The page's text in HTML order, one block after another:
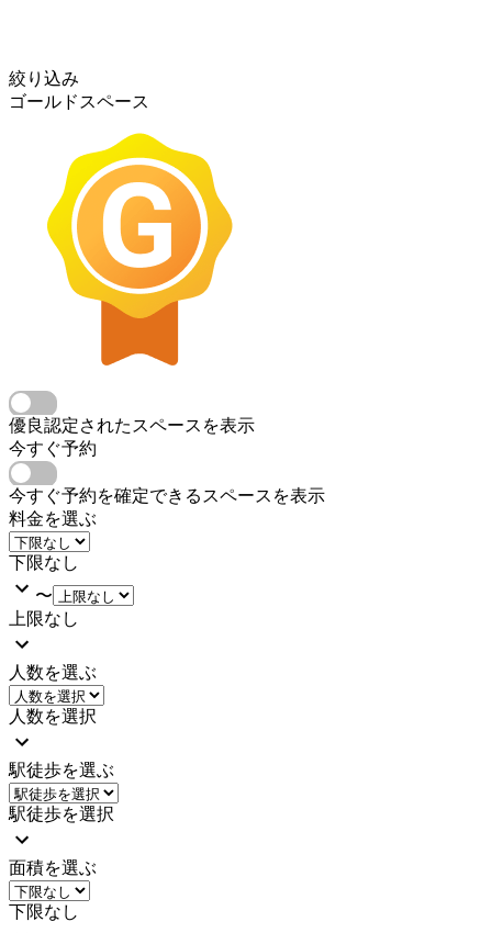
絞り込み
ゴールドスペース
優良認定されたスペースを表示
今すぐ予約
今すぐ予約を確定できるスペースを表示
料金を選ぶ
下限なし
〜
上限なし
人数を選ぶ
人数を選択
駅徒歩を選ぶ
駅徒歩を選択
面積を選ぶ
下限なし